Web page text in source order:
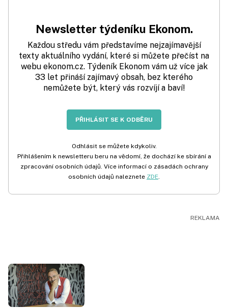
Newsletter týdeníku Ekonom.
Každou středu vám představíme nejzajímavější
texty aktuálního vydání, které si můžete přečíst na
webu ekonom.cz. Týdeník Ekonom vám už více jak
33 let přináší zajímavý obsah, bez kterého
nemůžete být, který vás rozvíjí a baví!
PŘIHLÁSIT SE K ODBĚRU
Odhlásit se můžete kdykoliv.
Přihlášením k newsletteru beru na vědomí, že dochází ke sbírání a
zpracování osobních údajů. Více informací o zásadách ochrany
osobních údajů naleznete ZDE.